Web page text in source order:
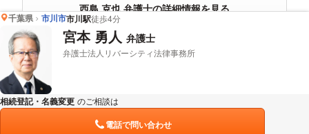
西島 克也 弁護士の詳細情報を見る
千葉県 市川市市川駅徒歩4分
宮本 勇人 弁護士
弁護士法人リバーシティ法律事務所
相続登記・名義変更 のご相談は
電話で問い合わせ